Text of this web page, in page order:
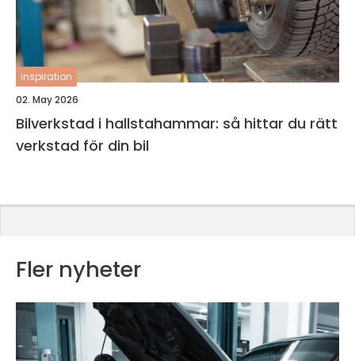
inspiration
02. May 2026
Bilverkstad i hallstahammar: så hittar du rätt
verkstad för din bil
Fler nyheter